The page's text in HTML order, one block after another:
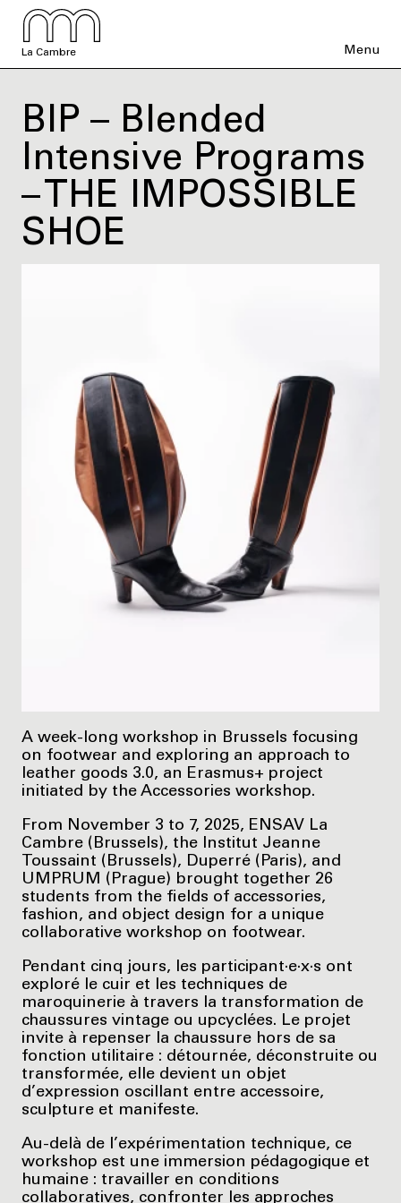
La Cambre Menu
BIP – Blended
Intensive Programs
– THE IMPOSSIBLE
SHOE
A week-long workshop in Brussels focusing
on footwear and exploring an approach to
leather goods 3.0, an Erasmus+ project
initiated by the Accessories workshop.
From November 3 to 7, 2025, ENSAV La
Cambre (Brussels), the Institut Jeanne
Toussaint (Brussels), Duperré (Paris), and
UMPRUM (Prague) brought together 26
students from the fields of accessories,
fashion, and object design for a unique
collaborative workshop on footwear.
Pendant cinq jours, les participant·e·x·s ont
exploré le cuir et les techniques de
maroquinerie à travers la transformation de
chaussures vintage ou upcyclées. Le projet
invite à repenser la chaussure hors de sa
fonction utilitaire : détournée, déconstruite ou
transformée, elle devient un objet
d’expression oscillant entre accessoire,
sculpture et manifeste.
Au-delà de l’expérimentation technique, ce
workshop est une immersion pédagogique et
humaine : travailler en conditions
collaboratives, confronter les approches